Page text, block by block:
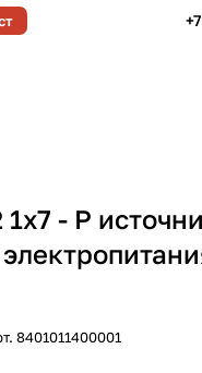
- Р
8401011400001